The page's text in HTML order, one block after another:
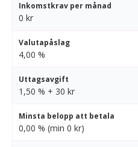
Inkomstkrav per månad
0 kr
Valutapåslag
4,00 %
Uttagsavgift
1,50 % + 30 kr
Minsta belopp att betala
0,00 % (min 0 kr)